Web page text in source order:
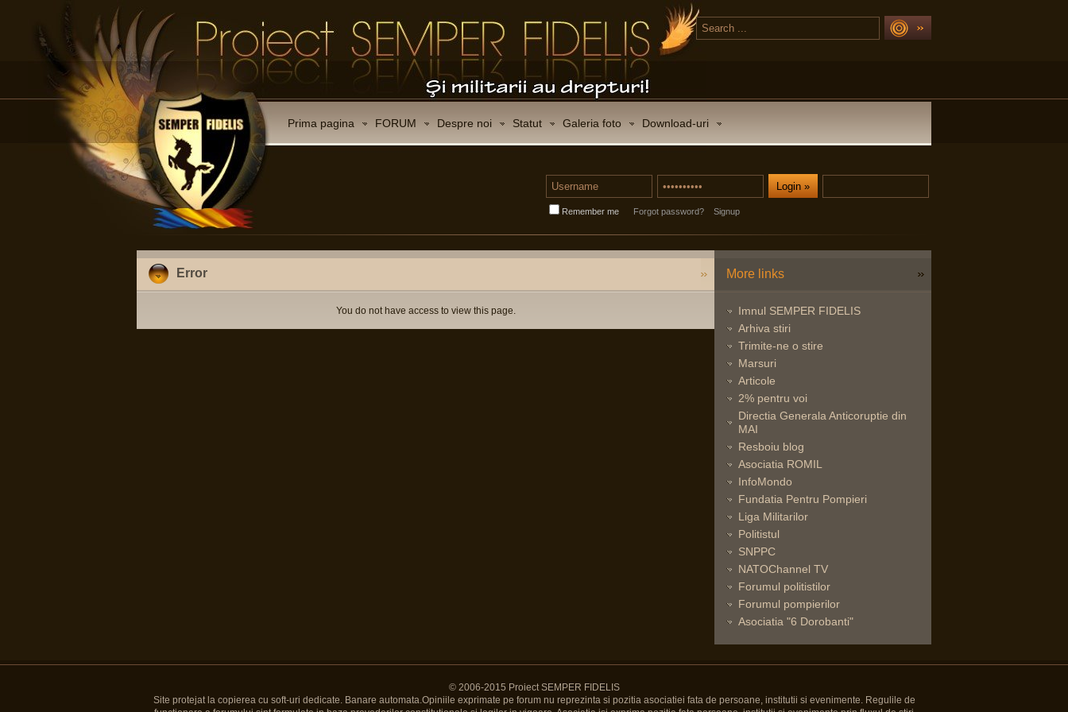
Prima pagina FORUM Despre noi Statut Galeria foto Download-uri
Remember me Forgot password? Signup
Error
You do not have access to view this page.
More links
Imnul SEMPER FIDELIS
Arhiva stiri
Trimite-ne o stire
Marsuri
Articole
2% pentru voi
Directia Generala Anticoruptie din
MAI
Resboiu blog
Asociatia ROMIL
InfoMondo
Fundatia Pentru Pompieri
Liga Militarilor
Politistul
SNPPC
NATOChannel TV
Forumul politistilor
Forumul pompierilor
Asociatia "6 Dorobanti"
© 2006-2015 Proiect SEMPER FIDELIS
Site protejat la copierea cu soft-uri dedicate. Banare automata.Opiniile exprimate pe forum nu reprezinta si pozitia asociatiei fata de persoane, institutii si evenimente. Regulile de